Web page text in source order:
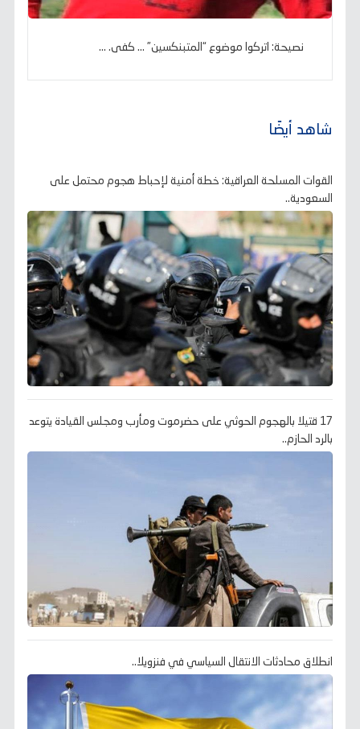
نصيحة: اتركوا موضوع “المتبنكسين” … كفى. ...
شاهد أيضًا
القوات المسلحة العراقية: خطة أمنية لإحباط هجوم محتمل على
السعودية..
17 قتيلا بالهجوم الحوثي على حضرموت ومأرب ومجلس القيادة يتوعد
بالرد الحازم..
انطلاق محادثات الانتقال السياسي في فنزويلا..